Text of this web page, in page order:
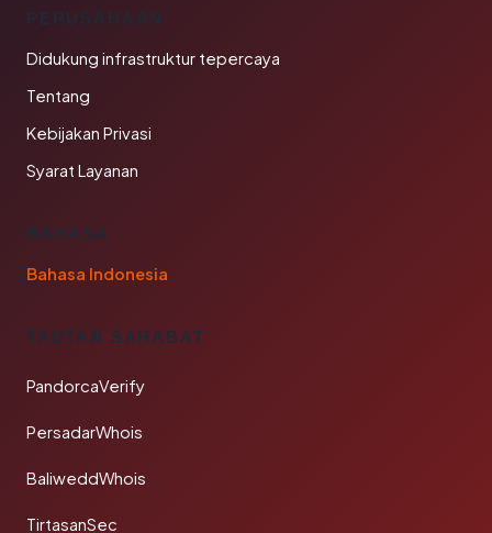
PERUSAHAAN
Didukung infrastruktur tepercaya
Tentang
Kebijakan Privasi
Syarat Layanan
BAHASA
Bahasa Indonesia
TAUTAN SAHABAT
PandorcaVerify
PersadarWhois
BaliweddWhois
TirtasanSec